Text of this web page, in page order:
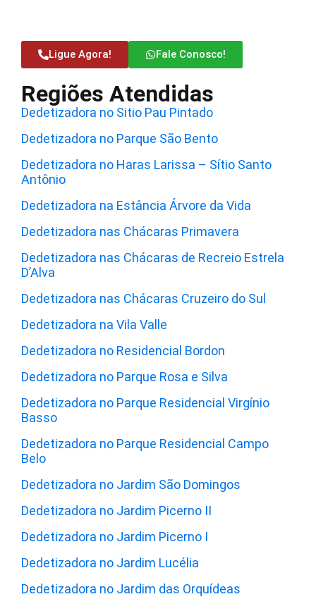
Ligue Agora! Fale Conosco!
Regiões Atendidas
Dedetizadora no Sitio Pau Pintado
Dedetizadora no Parque São Bento
Dedetizadora no Haras Larissa – Sítio Santo
Antônio
Dedetizadora na Estância Árvore da Vida
Dedetizadora nas Chácaras Primavera
Dedetizadora nas Chácaras de Recreio Estrela
D’Alva
Dedetizadora nas Chácaras Cruzeiro do Sul
Dedetizadora na Vila Valle
Dedetizadora no Residencial Bordon
Dedetizadora no Parque Rosa e Silva
Dedetizadora no Parque Residencial Virgínio
Basso
Dedetizadora no Parque Residencial Campo
Belo
Dedetizadora no Jardim São Domingos
Dedetizadora no Jardim Picerno II
Dedetizadora no Jardim Picerno I
Dedetizadora no Jardim Lucélia
Dedetizadora no Jardim das Orquídeas